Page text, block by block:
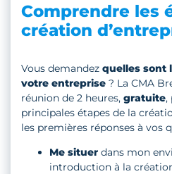
Comprendre les
création
Vous demandez quelles sont
votre entreprise ? La CMA
réunion de 2 heures, gratuite,
principales étapes de la
les premières réponses à vos
Me situer dans mon
introduction à la